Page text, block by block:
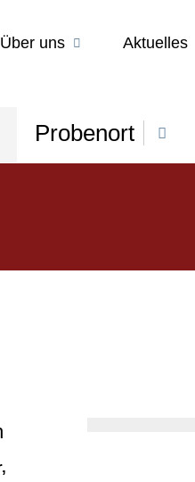
Über uns Aktuelles
Probenort